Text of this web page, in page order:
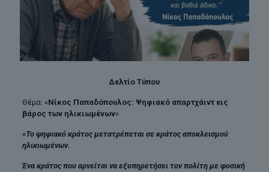
Δελτίο Τύπου
Θέμα: «Νίκος Παπαδόπουλος: Ψηφιακό απαρτχάιντ εις
βάρος των ηλικιωμένων»
«Το ψηφιακό κράτος μετατρέπεται σε κράτος αποκλεισμού
ηλικιωμένων.
Ένα κράτος που αρνείται να εξυπηρετήσει τον πολίτη με φυσική